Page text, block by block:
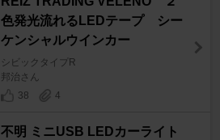
色発光流れるLEDテープ シー
ケンシャルウインカー
シビックタイプR
邦治さん
38
4
不明 ミニUSB LEDカーライト